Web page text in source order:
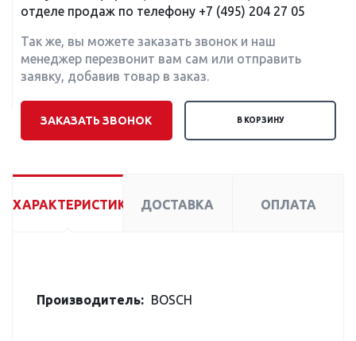
отделе продаж по телефону +7 (495) 204 27 05
Так же, вы можете заказать звонок и наш
менеджер перезвонит вам сам или отправить
заявку, добавив товар в заказ.
ЗАКАЗАТЬ ЗВОНОК В КОРЗИНУ
ХАРАКТЕРИСТИКИ ДОСТАВКА ОПЛАТА
Производитель: BOSCH